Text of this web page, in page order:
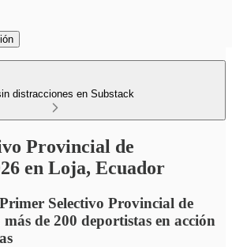
distracciones en Substack
Provincial de
en Loja, Ecuador
Selectivo Provincial de
de 200 deportistas en acción